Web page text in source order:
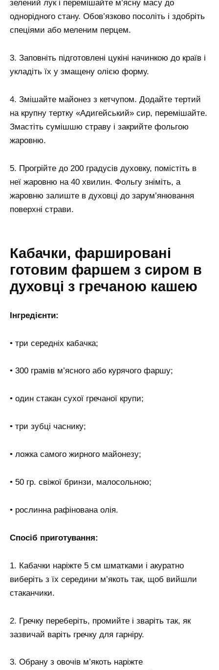
зелений лук і перемішайте м’ясну масу до
однорідного стану. Обов’язково посоліть і здобріть
спеціями або меленим перцем.
3. Заповніть підготовлені цукіні начинкою до країв і
укладіть їх у змащену олією форму.
4. Змішайте майонез з кетчупом. Додайте тертий
на крупну тертку «Адигейський» сир, перемішайте.
Змастіть сумішшю страву і закрийте фольгою
жаровню.
5. Прогрійте до 200 градусів духовку, помістіть в
неї жаровню на 40 хвилин. Фольгу зніміть, а
жаровню залиште в духовці до зарум’янювання
поверхні страви.
Кабачки, фаршировані
готовим фаршем з сиром в
духовці з гречаною кашею
Інгредієнти:
• три середніх кабачка;
• 300 грамів м’ясного або курячого фаршу;
• один стакан сухої гречаної крупи;
• три зубці часнику;
• ложка самого жирного майонезу;
• 50 гр. свіжої бринзи, малосольною;
• рослинна рафінована олія.
Спосіб приготування:
1. Кабачки наріжте 5 см шматками і акуратно
виберіть з їх середини м’якоть так, щоб вийшли
стаканчики.
2. Гречку переберіть, промийте і зваріть так, як
зазвичай варіть гречку для гарніру.
3. Обрану з овочів м’якоть наріжте